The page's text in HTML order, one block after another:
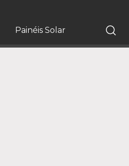
Painéis Solar